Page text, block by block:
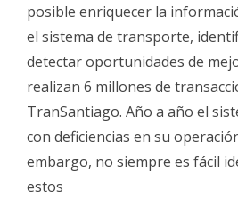
posible enriquecer la
el sistema de transporte,
detectar oportunidades de
realizan 6 millones de
TranSantiago. Año a año el
con deficiencias en su
embargo, no siempre es fácil
estos